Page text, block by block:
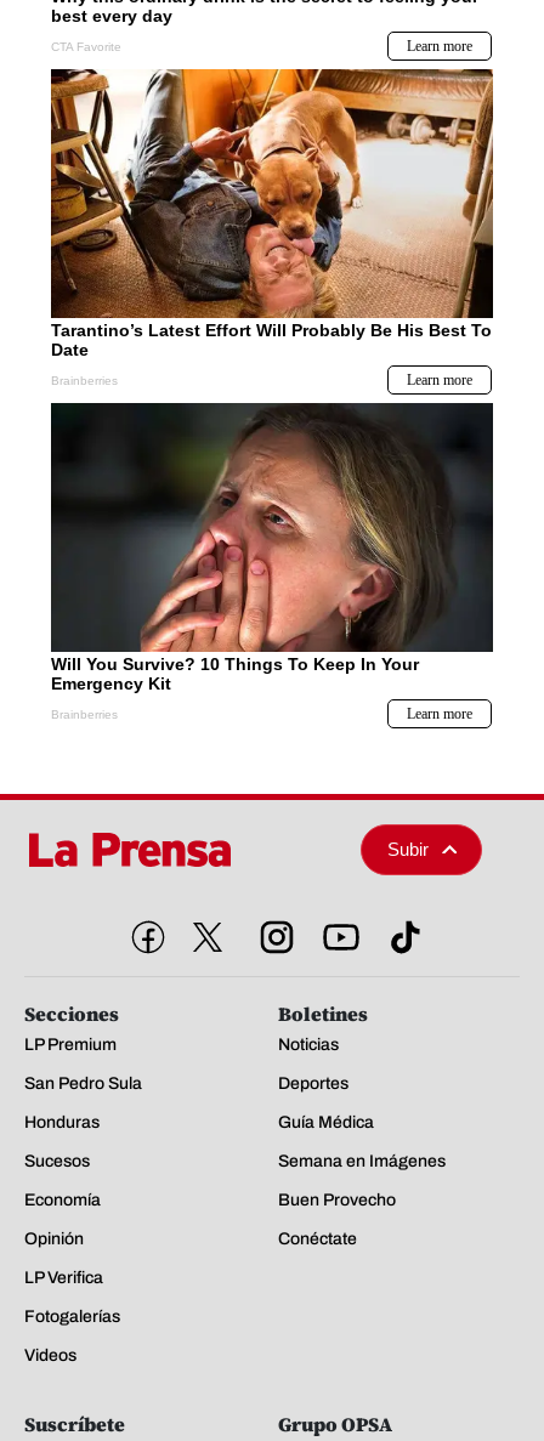
Subir
Secciones
LP Premium
San Pedro Sula
Honduras
Sucesos
Economía
Opinión
LP Verifica
Fotogalerías
Videos
Boletines
Noticias
Deportes
Guía Médica
Semana en Imágenes
Buen Provecho
Conéctate
Suscríbete Grupo OPSA